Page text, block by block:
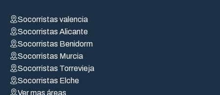
Socorristas valencia
Socorristas Alicante
Socorristas Benidorm
Socorristas Murcia
Socorristas Torrevieja
Socorristas Elche
Ver mas áreas